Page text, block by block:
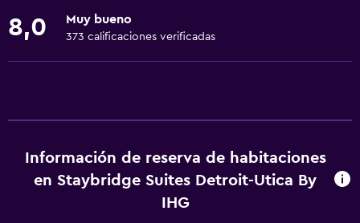
Caja fuerte
Instalaciones para reuniones
Recepción 24 horas
8,0 Muy bueno
373 calificaciones verificadas
Información de reserva de habitaciones
en Staybridge Suites Detroit-Utica By
IHG